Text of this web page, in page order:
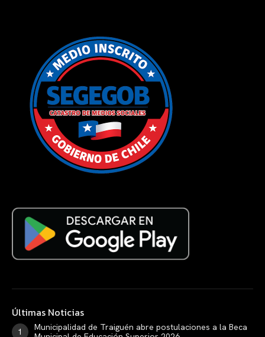
Últimas Noticias
Municipalidad de Traiguén abre postulaciones a la Beca